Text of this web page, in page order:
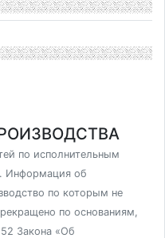
по исполнительным
Информация об
по которым не
по основаниям,
Закона «Об